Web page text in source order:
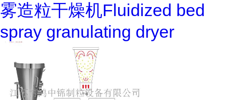
雾造粒干燥机Fluidized bed
spray granulating dryer